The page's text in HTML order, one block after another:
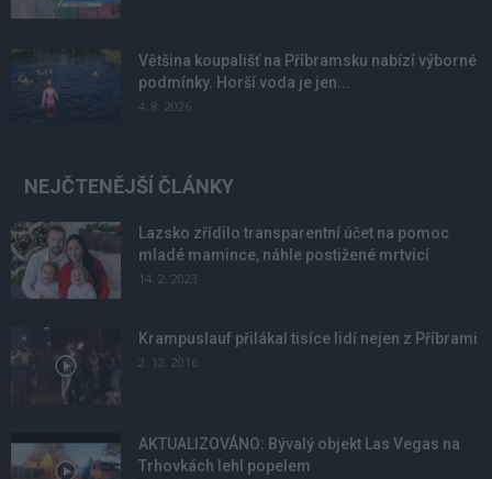
Většina koupališť na Příbramsku nabízí výborné
podmínky. Horší voda je jen...
4. 8. 2026
NEJČTENĚJŠÍ ČLÁNKY
Lazsko zřídilo transparentní účet na pomoc
mladé mamince, náhle postižené mrtvicí
14. 2. 2023
Krampuslauf přilákal tisíce lidí nejen z Příbrami
2. 12. 2016
AKTUALIZOVÁNO: Bývalý objekt Las Vegas na
Trhovkách lehl popelem